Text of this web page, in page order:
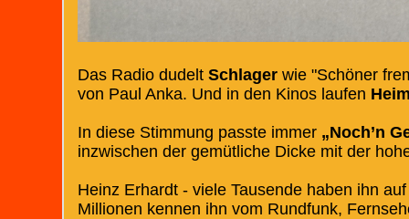
Das Radio dudelt Schlager wie "Schöner
von Paul Anka. Und in den Kinos laufen
In diese Stimmung passte immer „Noch’n
inzwischen der gemütliche Dicke mit der
Heinz Erhardt - viele Tausende haben ihn
Millionen kennen ihn vom Rundfunk,